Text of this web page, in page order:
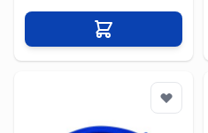
In den Warenkorb